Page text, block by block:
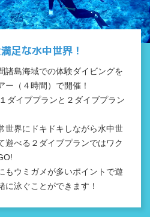
足な水中世界！
諸島海域での体験ダイビングを
ー（４時間）で開催！
ダイブプランと２ダイブプラン
世界にドキドキしながら水中世
遊べる２ダイブプランではワク
もウミガメが多いポイントで遊
泳ぐことができます！